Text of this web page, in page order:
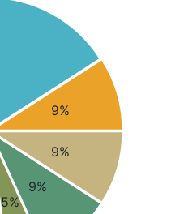
9%
9%
9%
5%